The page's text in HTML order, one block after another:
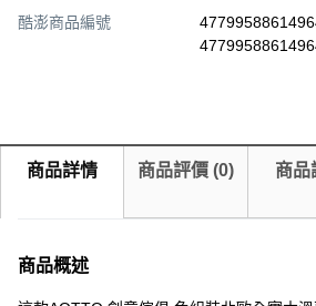
酷澎商品編號
商品詳情 商品評價 (0) 商品
商品概述